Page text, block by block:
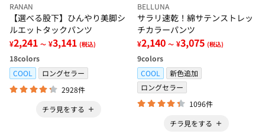
RANAN
【選べる股下】ひんやり美脚シ
ルエットタックパンツ
¥2,241 ～ ¥3,141 (税込)
18colors
COOL
ロングセラー
2928件
チラ見をする
BELLUNA
サラリ速乾！綿サテンストレッ
チカラーパンツ
¥2,140 ～ ¥3,075 (税込)
9colors
COOL
新色追加
ロングセラー
1096件
チラ見をする